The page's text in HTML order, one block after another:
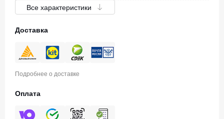
Все характеристики
Доставка
Подробнее о доставке
Оплата